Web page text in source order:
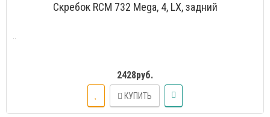
Скребок RCM 732 Mega, 4, LX, задний
2428руб.
КУПИТЬ